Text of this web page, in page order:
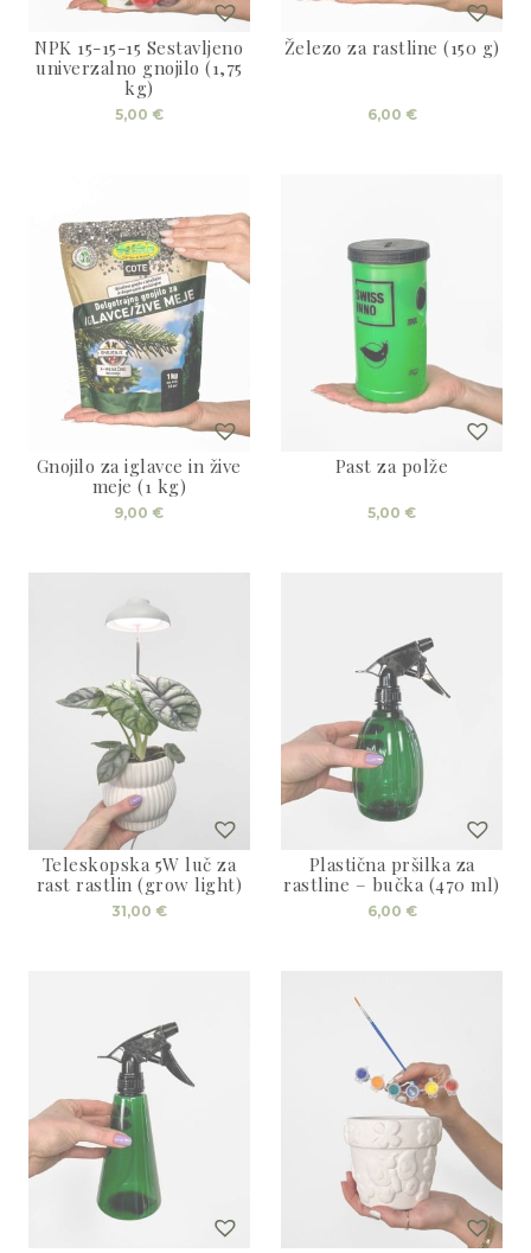
NPK 15-15-15 Sestavljeno
univerzalno gnojilo (1,75
kg)
5,00 €
Železo za rastline (150 g)
6,00 €
Gnojilo za iglavce in žive
meje (1 kg)
9,00 €
Past za polže
5,00 €
Teleskopska 5W luč za
rast rastlin (grow light)
31,00 €
Plastična pršilka za
rastline – bučka (470 ml)
6,00 €